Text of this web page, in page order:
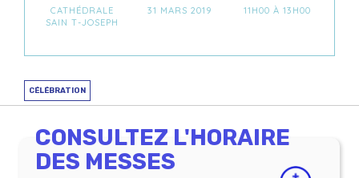
CATHÉDRALE
SAIN T-JOSEPH
31 MARS 2019 11H00 À 13H00
CÉLÉBRATION
CONSULTEZ L'HORAIRE
DES MESSES